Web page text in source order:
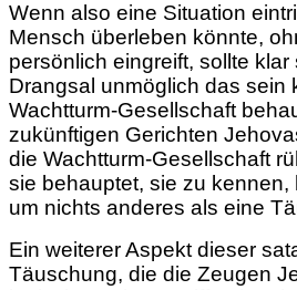
Wenn also eine Situation
Mensch überleben könnte,
persönlich eingreift, sollte klar
Drangsal unmöglich das sein
Wachtturm-Gesellschaft
zukünftigen Gerichten
die Wachtturm-Gesellschaft
sie behauptet, sie zu kennen,
um nichts anderes als eine
Ein weiterer Aspekt dieser
Täuschung, die die Zeugen